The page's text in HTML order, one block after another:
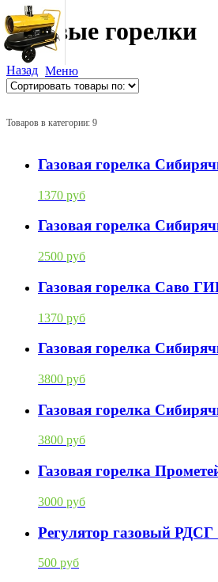
Газовые горелки
Назад Меню
Товаров в категории: 9
Газовая горелка
1370 руб
Газовая горелка
2500 руб
Газовая горелка Саво
1370 руб
Газовая горелка
3800 руб
Газовая горелка
3800 руб
Газовая горелка
3000 руб
Регулятор газовый РДСГ
500 руб